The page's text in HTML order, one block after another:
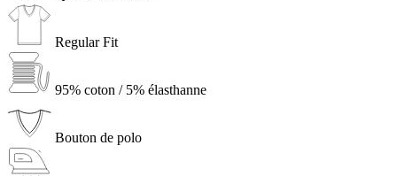
Regular Fit
95% coton / 5% élasthanne
Bouton de polo